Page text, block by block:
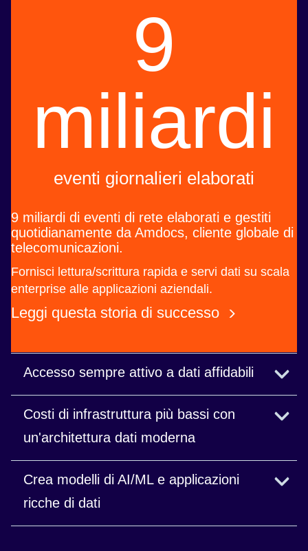
9
miliardi
eventi giornalieri elaborati
9 miliardi di eventi di rete elaborati e gestiti
quotidianamente da Amdocs, cliente globale di
telecomunicazioni.
Fornisci lettura/scrittura rapida e servi dati su scala
enterprise alle applicazioni aziendali.
Leggi questa storia di successo
Accesso sempre attivo a dati affidabili
Supporto 24 ore su 24, 7 giorni su 7 per garantire
un tempo di attività ottimale presso Continental,
produttore globale.
Costi di infrastruttura più bassi con
un'architettura dati moderna
Risparmia sulla spesa per il cloud con scalabilità
automatica dello spazio di archiviazione e
operazioni semplificate.
Crea modelli di AI/ML e applicazioni
ricche di dati